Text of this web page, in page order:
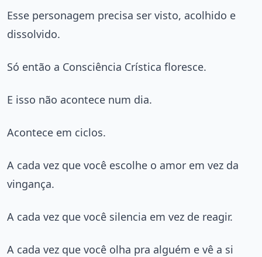
Esse personagem precisa ser visto, acolhido e
dissolvido.
Só então a Consciência Crística floresce.
E isso não acontece num dia.
Acontece em ciclos.
A cada vez que você escolhe o amor em vez da
vingança.
A cada vez que você silencia em vez de reagir.
A cada vez que você olha pra alguém e vê a si